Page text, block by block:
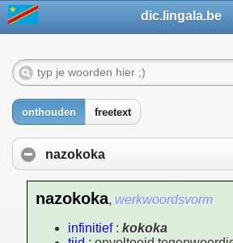
dic.lingala.be
onthouden freetext
nazokoka
nazokoka, werkwoordsvorm
infinitief: kokoka